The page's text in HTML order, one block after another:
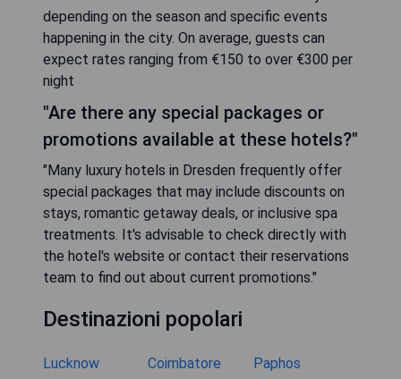
depending on the season and specific events
happening in the city. On average, guests can
expect rates ranging from €150 to over €300 per
night
"Are there any special packages or
promotions available at these hotels?"
"Many luxury hotels in Dresden frequently offer
special packages that may include discounts on
stays, romantic getaway deals, or inclusive spa
treatments. It's advisable to check directly with
the hotel's website or contact their reservations
team to find out about current promotions."
Destinazioni popolari
Lucknow Coimbatore Paphos